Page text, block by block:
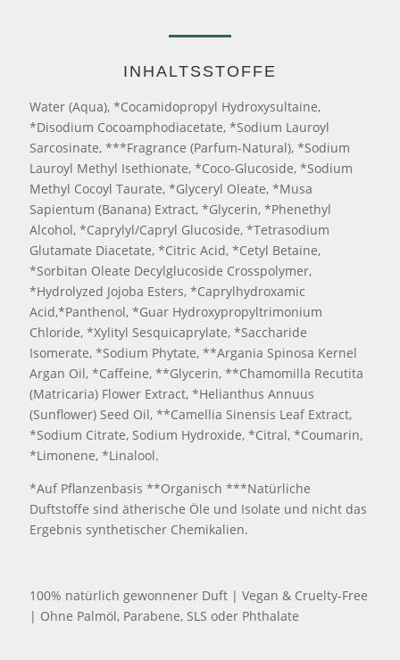
INHALTSSTOFFE
Water (Aqua), *Cocamidopropyl Hydroxysultaine,
*Disodium Cocoamphodiacetate, *Sodium Lauroyl
Sarcosinate, ***Fragrance (Parfum-Natural), *Sodium
Lauroyl Methyl Isethionate, *Coco-Glucoside, *Sodium
Methyl Cocoyl Taurate, *Glyceryl Oleate, *Musa
Sapientum (Banana) Extract, *Glycerin, *Phenethyl
Alcohol, *Caprylyl/Capryl Glucoside, *Tetrasodium
Glutamate Diacetate, *Citric Acid, *Cetyl Betaine,
*Sorbitan Oleate Decylglucoside Crosspolymer,
*Hydrolyzed Jojoba Esters, *Caprylhydroxamic
Acid,*Panthenol, *Guar Hydroxypropyltrimonium
Chloride, *Xylityl Sesquicaprylate, *Saccharide
Isomerate, *Sodium Phytate, **Argania Spinosa Kernel
Argan Oil, *Caffeine, **Glycerin, **Chamomilla Recutita
(Matricaria) Flower Extract, *Helianthus Annuus
(Sunflower) Seed Oil, **Camellia Sinensis Leaf Extract,
*Sodium Citrate, Sodium Hydroxide, *Citral, *Coumarin,
*Limonene, *Linalool.
*Auf Pflanzenbasis **Organisch ***Natürliche
Duftstoffe sind ätherische Öle und Isolate und nicht das
Ergebnis synthetischer Chemikalien.
100% natürlich gewonnener Duft | Vegan & Cruelty-Free
| Ohne Palmöl, Parabene, SLS oder Phthalate